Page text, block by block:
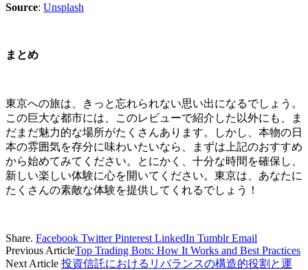
Source: Unsplash
まとめ
東京への旅は、きっと忘れられない思い出になるでしょう。
この巨大な都市には、このレビューで紹介した以外にも、ま
だまだ魅力的な場所がたくさんあります。しかし、本物の日
本の雰囲気を存分に味わいたいなら、まずは上記のおすすめ
から始めてみてください。とにかく、十分な時間を確保し、
新しい楽しい体験に心を開いてください。東京は、あなたに
たくさんの素敵な体験を提供してくれるでしょう！
Share. Facebook Twitter Pinterest LinkedIn Tumblr Email
Previous ArticleTop Trading Bots: How It Works and Best Practices
Next Article 投資信託におけるリバランスの構造的役割と運